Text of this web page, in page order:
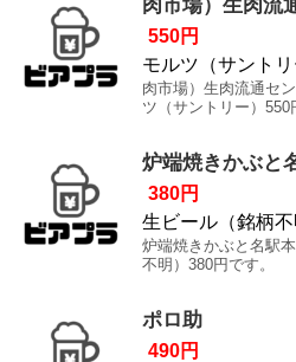
肉市場）生肉流
550円
モルツ（サントリ
肉市場）生肉流通セ
ツ（サントリー）550
炉端焼きかぶと
380円
生ビール（銘柄不
炉端焼きかぶと名駅
不明）380円です。
ポロ助
490円